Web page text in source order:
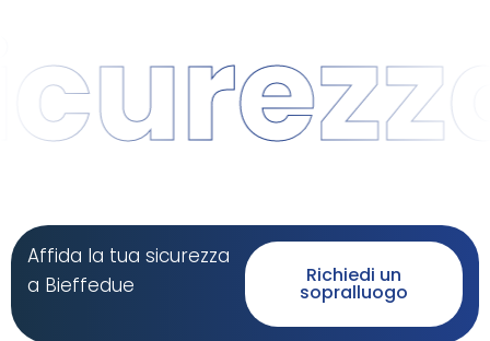
Affida la tua sicurezza
a Bieffedue
Richiedi un
sopralluogo